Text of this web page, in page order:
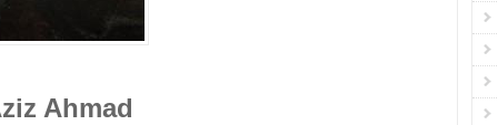
Ahmad